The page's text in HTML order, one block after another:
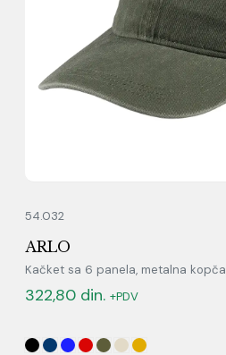
54.032
ARLO
Kačket sa 6 panela, metalna kopča
322,80 din. +PDV